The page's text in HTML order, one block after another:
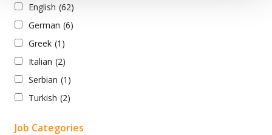
English (62)
German (6)
Greek (1)
Italian (2)
Serbian (1)
Turkish (2)
Job Categories